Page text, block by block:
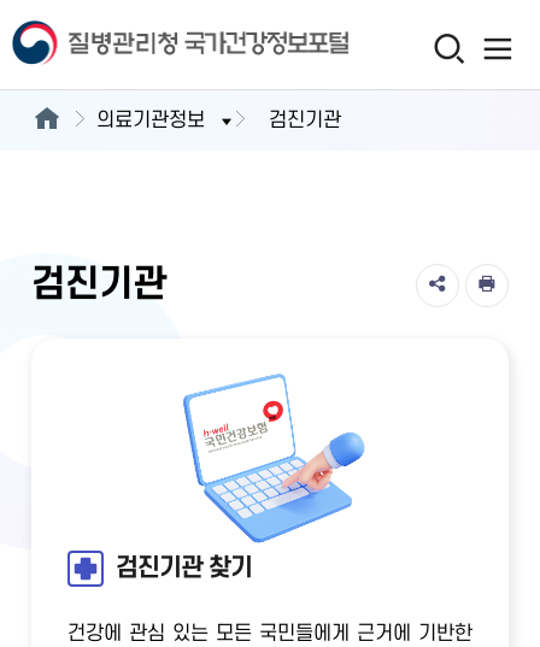
의료기관정보 검진기관
검진기관
검진기관 찾기
건강에 관심 있는 모든 국민들에게 근거에 기반한